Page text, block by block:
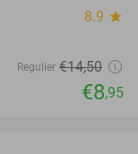
8.9 star
Regulier €14,50
€8,95